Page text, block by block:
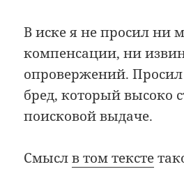
В иске я не просил ни
компенсации, ни
опровержений. Просил
бред, который высоко
поисковой выдаче.
Смыслв том тексте